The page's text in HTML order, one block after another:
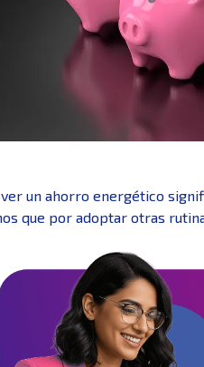
un ahorro energético
que por adoptar otras